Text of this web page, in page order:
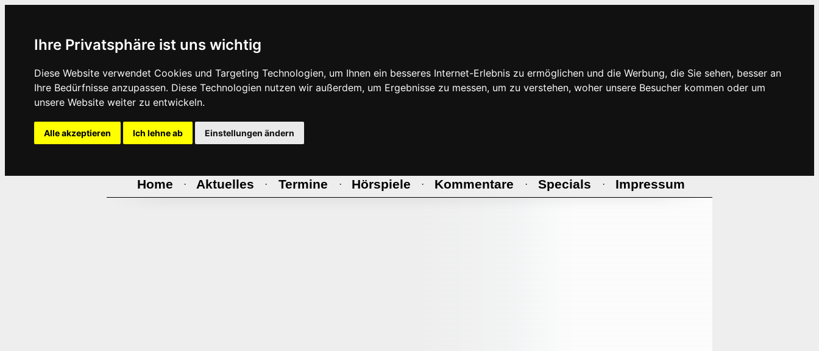
Ihre Privatsphäre ist uns wichtig
Diese Website verwendet Cookies und Targeting Technologien, um Ihnen ein besseres Internet-Erlebnis zu ermöglichen und die Werbung, die Sie sehen, besser an
Ihre Bedürfnisse anzupassen. Diese Technologien nutzen wir außerdem, um Ergebnisse zu messen, um zu verstehen, woher unsere Besucher kommen oder um
unsere Website weiter zu entwickeln.
Alle akzeptieren Ich lehne ab Einstellungen ändern
Home · Aktuelles · Termine · Hörspiele · Kommentare · Specials · Impressum